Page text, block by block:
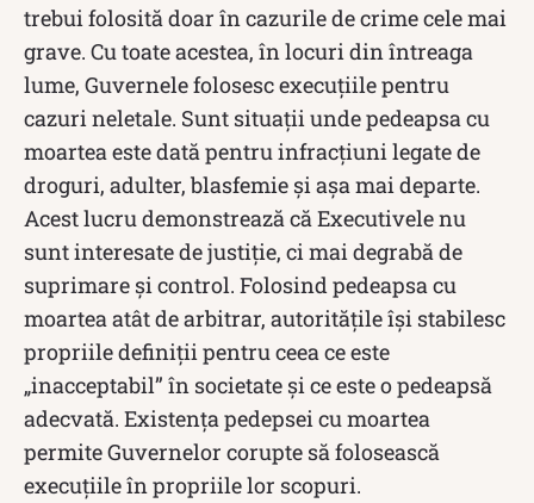
trebui folosită doar în cazurile de crime cele mai
grave. Cu toate acestea, în locuri din întreaga
lume, Guvernele folosesc execuțiile pentru
cazuri neletale. Sunt situații unde pedeapsa cu
moartea este dată pentru infracțiuni legate de
droguri, adulter, blasfemie și așa mai departe.
Acest lucru demonstrează că Executivele nu
sunt interesate de justiție, ci mai degrabă de
suprimare și control. Folosind pedeapsa cu
moartea atât de arbitrar, autoritățile își stabilesc
propriile definiții pentru ceea ce este
„inacceptabil” în societate și ce este o pedeapsă
adecvată. Existența pedepsei cu moartea
permite Guvernelor corupte să folosească
execuțiile în propriile lor scopuri.